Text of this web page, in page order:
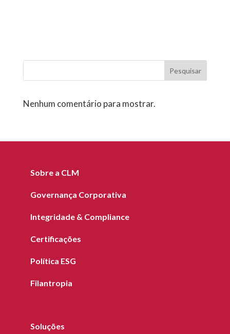
Pesquisar
Nenhum comentário para mostrar.
Sobre a CLM
Governança Corporativa
Integridade & Compliance
Certificações
Política ESG
Filantropia
Soluções